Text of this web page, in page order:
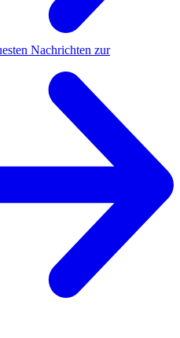
Nachrichten zur